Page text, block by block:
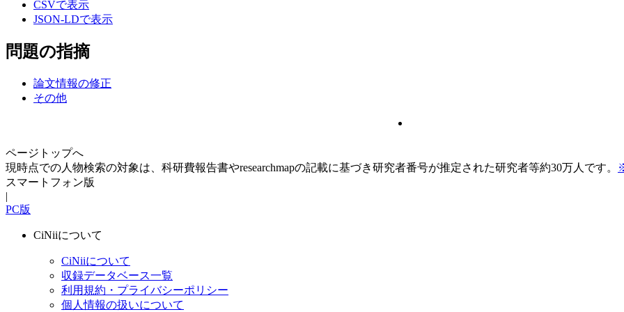
CSVで表示
JSON-LDで表示
問題の指摘
論文情報の修正
その他
ページトップへ
現時点での人物検索の対象は、科研費報告書やresearchmapの記載に基づき研究者番号が推定された研究者等約30万人です。
スマートフォン版
|
PC版
CiNiiについて
CiNiiについて
収録データベース一覧
利用規約・プライバシーポリシー
個人情報の扱いについて